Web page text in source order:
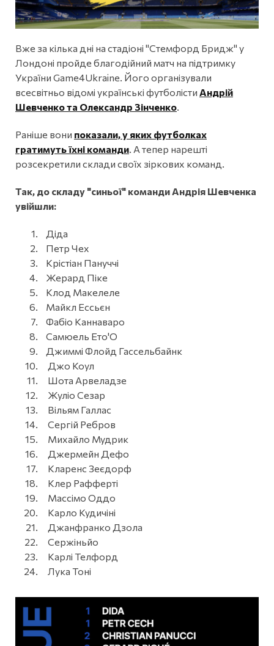
Вже за кілька дні на стадіоні "Стемфорд Бридж" у
Лондоні пройде благодійний матч на підтримку
України Game4Ukraine. Його організували
всесвітньо відомі українські футболісти Андрій
Шевченко та Олександр Зінченко
Раніше вони показали, у яких футболках
гратимуть їхні команди . А тепер нарешті
розсекретили склади своїх зіркових команд.
Так, до складу "синьої" команди Андрія Шевченка
увійшли:
Діда
Петр Чех
Крістіан Пануччі
Жерард Піке
Клод Макелеле
Майкл Ессьєн
Фабіо Каннаваро
Самюель Ето'О
Джиммі Флойд Гассельбайнк
Джо Коул
Шота Арвеладзе
Жуліо Сезар
Вільям Галлас
Сергій Ребров
Михайло Мудрик
Джермейн Дефо
Кларенс Зеєдорф
Клер Рафферті
Массімо Оддо
Карло Кудичіні
Джанфранко Дзола
Сержіньйо
Карлі Телфорд
Лука Тоні